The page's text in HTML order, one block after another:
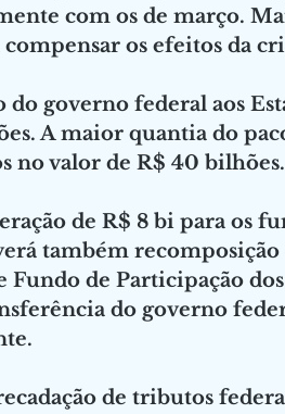
com os de março.
os efeitos da
governo federal aos
A maior quantia do
no valor de R$ 40 bilhões.
de R$ 8 bi para os
também
de Participação dos
do governo
de tributos